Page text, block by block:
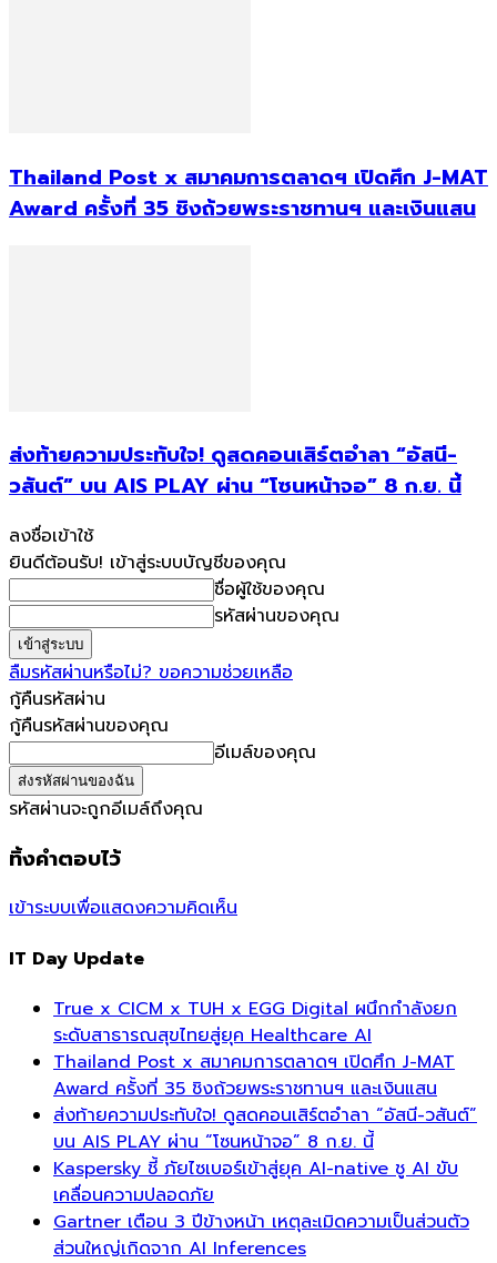
Thailand Post x สมาคมการตลาดฯ เปิดศึก J-MAT
Award ครั้งที่ 35 ชิงถ้วยพระราชทานฯ และเงินแสน
ส่งท้ายความประทับใจ! ดูสดคอนเสิร์ตอำลา “อัสนี-
วสันต์” บน AIS PLAY ผ่าน “โซนหน้าจอ” 8 ก.ย. นี้
ลงชื่อเข้าใช้
ยินดีต้อนรับ! เข้าสู่ระบบบัญชีของคุณ
ชื่อผู้ใช้ของคุณ
รหัสผ่านของคุณ
ลืมรหัสผ่านหรือไม่? ขอความช่วยเหลือ
กู้คืนรหัสผ่าน
กู้คืนรหัสผ่านของคุณ
อีเมล์ของคุณ
รหัสผ่านจะถูกอีเมล์ถึงคุณ
ทิ้งคำตอบไว้
เข้าระบบเพื่อแสดงความคิดเห็น
IT Day Update
True x CICM x TUH x EGG Digital ผนึกกำลังยก
ระดับสาธารณสุขไทยสู่ยุค Healthcare AI
Thailand Post x สมาคมการตลาดฯ เปิดศึก J-MAT
Award ครั้งที่ 35 ชิงถ้วยพระราชทานฯ และเงินแสน
ส่งท้ายความประทับใจ! ดูสดคอนเสิร์ตอำลา “อัสนี-วสันต์”
บน AIS PLAY ผ่าน “โซนหน้าจอ” 8 ก.ย. นี้
Kaspersky ชี้ ภัยไซเบอร์เข้าสู่ยุค AI-native ชู AI ขับ
เคลื่อนความปลอดภัย
Gartner เตือน 3 ปีข้างหน้า เหตุละเมิดความเป็นส่วนตัว
ส่วนใหญ่เกิดจาก AI Inferences